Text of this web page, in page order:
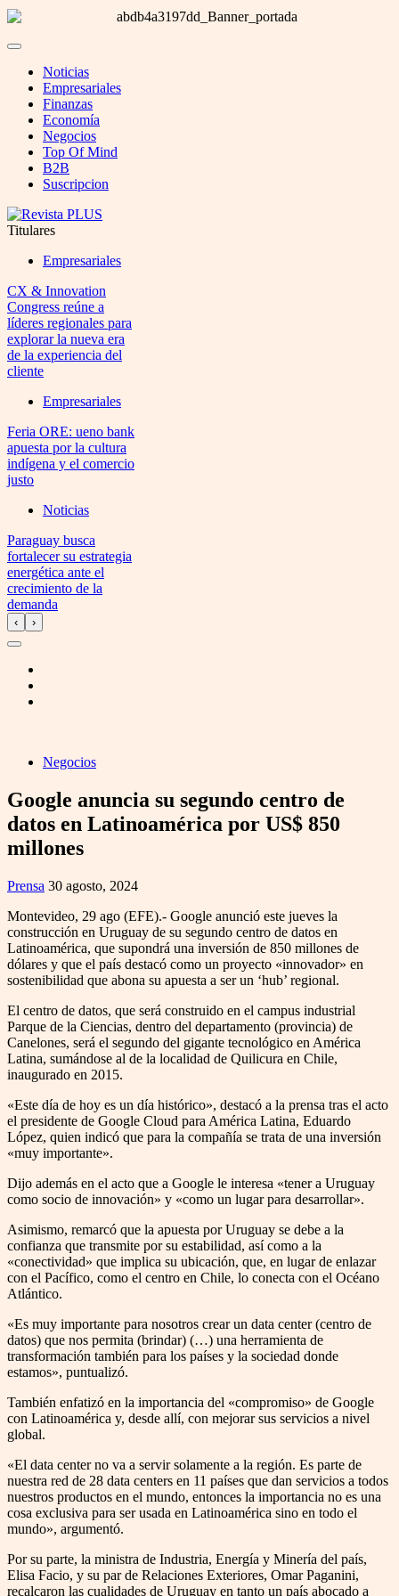
Noticias
Empresariales
Finanzas
Economía
Negocios
Top Of Mind
B2B
Suscripcion
Titulares
Empresariales
CX & Innovation
Congress reúne a
líderes regionales para
explorar la nueva era
de la experiencia del
cliente
Empresariales
Feria ORE: ueno bank
apuesta por la cultura
indígena y el comercio
justo
Noticias
Paraguay busca
fortalecer su estrategia
energética ante el
crecimiento de la
demanda
‹ ›
Negocios
Google anuncia su segundo centro de
datos en Latinoamérica por US$ 850
millones
Prensa 30 agosto, 2024
Montevideo, 29 ago (EFE).- Google anunció este jueves la
construcción en Uruguay de su segundo centro de datos en
Latinoamérica, que supondrá una inversión de 850 millones de
dólares y que el país destacó como un proyecto «innovador» en
sostenibilidad que abona su apuesta a ser un ‘hub’ regional.
El centro de datos, que será construido en el campus industrial
Parque de la Ciencias, dentro del departamento (provincia) de
Canelones, será el segundo del gigante tecnológico en América
Latina, sumándose al de la localidad de Quilicura en Chile,
inaugurado en 2015.
«Este día de hoy es un día histórico», destacó a la prensa tras el acto
el presidente de Google Cloud para América Latina, Eduardo
López, quien indicó que para la compañía se trata de una inversión
«muy importante».
Dijo además en el acto que a Google le interesa «tener a Uruguay
como socio de innovación» y «como un lugar para desarrollar».
Asimismo, remarcó que la apuesta por Uruguay se debe a la
confianza que transmite por su estabilidad, así como a la
«conectividad» que implica su ubicación, que, en lugar de enlazar
con el Pacífico, como el centro en Chile, lo conecta con el Océano
Atlántico.
«Es muy importante para nosotros crear un data center (centro de
datos) que nos permita (brindar) (…) una herramienta de
transformación también para los países y la sociedad donde
estamos», puntualizó.
También enfatizó en la importancia del «compromiso» de Google
con Latinoamérica y, desde allí, con mejorar sus servicios a nivel
global.
«El data center no va a servir solamente a la región. Es parte de
nuestra red de 28 data centers en 11 países que dan servicios a todos
nuestros productos en el mundo, entonces la importancia no es una
cosa exclusiva para ser usada en Latinoamérica sino en todo el
mundo», argumentó.
Por su parte, la ministra de Industria, Energía y Minería del país,
Elisa Facio, y su par de Relaciones Exteriores, Omar Paganini,
recalcaron las cualidades de Uruguay en tanto un país abocado a